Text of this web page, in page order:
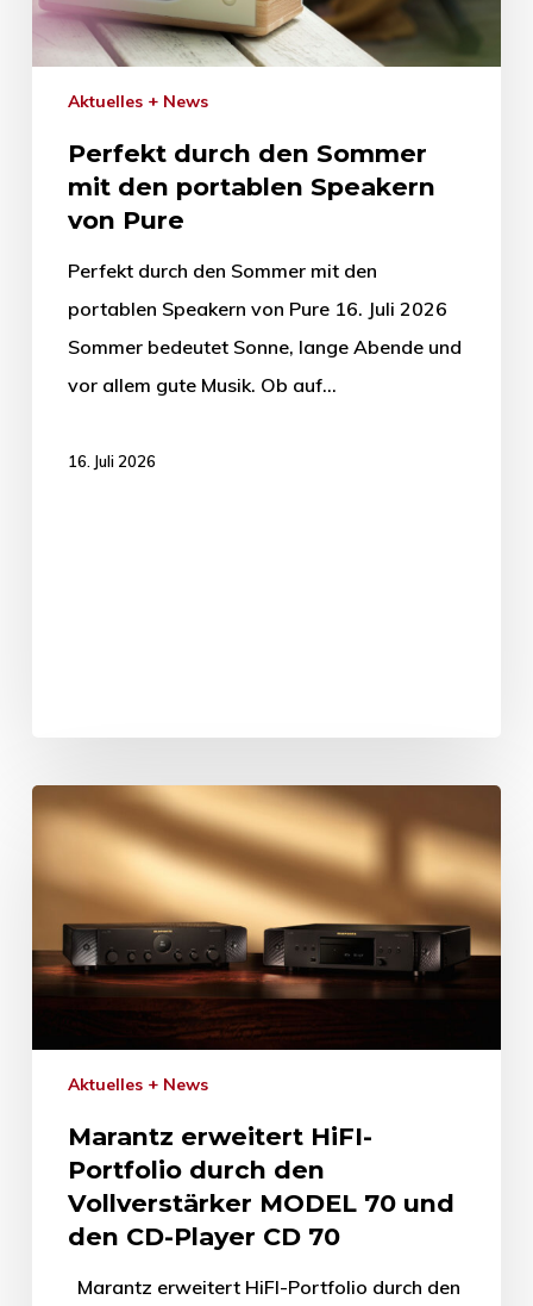
Aktuelles + News
Perfekt durch den Sommer
mit den portablen Speakern
von Pure
Perfekt durch den Sommer mit den
portablen Speakern von Pure 16. Juli 2026
Sommer bedeutet Sonne, lange Abende und
vor allem gute Musik. Ob auf…
16. Juli 2026
Aktuelles + News
Marantz erweitert HiFI-
Portfolio durch den
Vollverstärker MODEL 70 und
den CD-Player CD 70
Marantz erweitert HiFI-Portfolio durch den